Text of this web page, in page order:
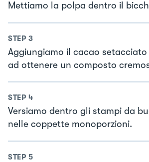
Mettiamo la polpa dentro il
STEP 3
Aggiungiamo il cacao
ad ottenere un composto
STEP 4
Versiamo dentro gli stampi da
nelle coppette monoporzioni.
STEP 5